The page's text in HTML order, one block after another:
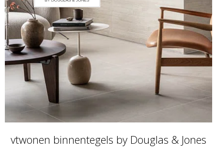
vtwonen binnentegels by Douglas & Jones